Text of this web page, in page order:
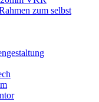
zum selbst